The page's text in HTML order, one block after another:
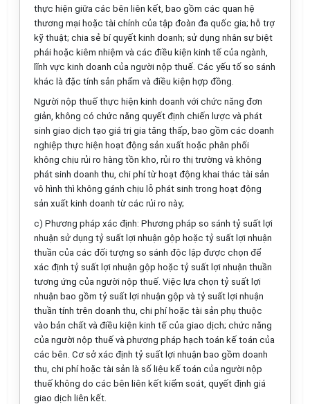
thực hiện giữa các bên liên kết, bao gồm các quan hệ
thương mại hoặc tài chính của tập đoàn đa quốc gia; hỗ trợ
kỹ thuật; chia sẻ bí quyết kinh doanh; sử dụng nhân sự biệt
phái hoặc kiêm nhiệm và các điều kiện kinh tế của ngành,
lĩnh vực kinh doanh của người nộp thuế. Các yếu tố so sánh
khác là đặc tính sản phẩm và điều kiện hợp đồng.
Người nộp thuế thực hiện kinh doanh với chức năng đơn
giản, không có chức năng quyết định chiến lược và phát
sinh giao dịch tạo giá trị gia tăng thấp, bao gồm các doanh
nghiệp thực hiện hoạt động sản xuất hoặc phân phối
không chịu rủi ro hàng tồn kho, rủi ro thị trường và không
phát sinh doanh thu, chi phí từ hoạt động khai thác tài sản
vô hình thì không gánh chịu lỗ phát sinh trong hoạt động
sản xuất kinh doanh từ các rủi ro này;
c) Phương pháp xác định: Phương pháp so sánh tỷ suất lợi
nhuận sử dụng tỷ suất lợi nhuận gộp hoặc tỷ suất lợi nhuận
thuần của các đối tượng so sánh độc lập được chọn để
xác định tỷ suất lợi nhuận gộp hoặc tỷ suất ợi nhuận thuần
tương ứng của người nộp thuế. Việc lựa chọn tỷ suất lợi
nhuận bao gồm tỷ suất lợi nhuận gộp và tỷ suất lợi nhuận
thuần tính trên doanh thu, chi phí hoặc tài sản phụ thuộc
vào bản chất và điều kiện kinh tế của giao dịch; chức năng
của người nộp thuế và phương pháp hạch toán kế toán của
các bên. Cơ sở xác định tỷ suất lợi nhuận bao gồm doanh
thu, chi phí hoặc tài sản là số liệu kế toán của người nộp
thuế không do các bên liên kết kiểm soát, quyết định giá
giao dịch liên kết.